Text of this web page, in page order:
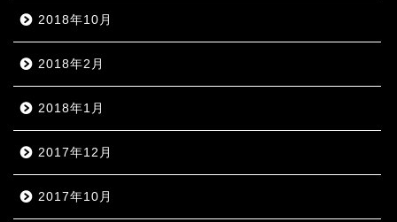
2018年10月
2018年2月
2018年1月
2017年12月
2017年10月